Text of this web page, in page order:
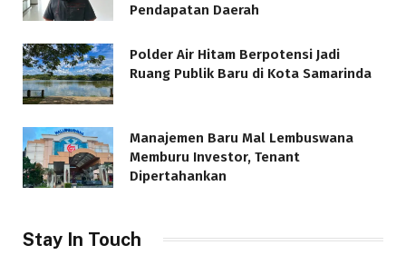
Pendapatan Daerah
Polder Air Hitam Berpotensi Jadi
Ruang Publik Baru di Kota Samarinda
Manajemen Baru Mal Lembuswana
Memburu Investor, Tenant
Dipertahankan
Stay In Touch